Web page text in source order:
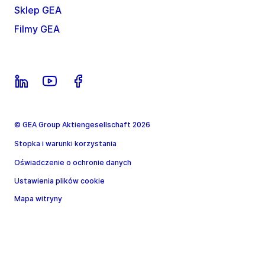
Sklep GEA
Filmy GEA
© GEA Group Aktiengesellschaft 2026
Stopka i warunki korzystania
Oświadczenie o ochronie danych
Ustawienia plików cookie
Mapa witryny